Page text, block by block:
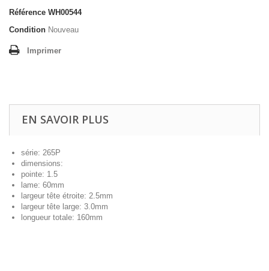
Référence WH00544
Condition Nouveau
Imprimer
EN SAVOIR PLUS
série: 265P
dimensions:
pointe: 1.5
lame: 60mm
largeur tête étroite: 2.5mm
largeur tête large: 3.0mm
longueur totale: 160mm